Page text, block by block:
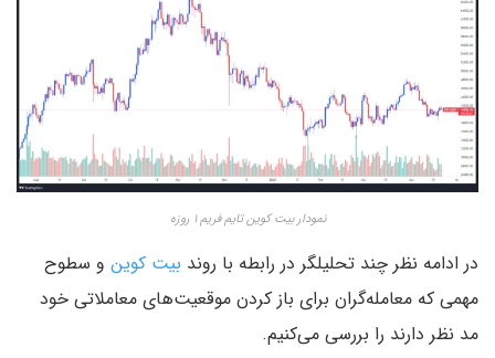
نمودار بیت کوین تایم فریم ۱ روزه
در ادامه نظر چند تحلیلگر در رابطه با روند بیت کوین و سطوح
مهمی که معامله‌گران برای باز کردن موقعیت‌های معاملاتی خود
مد نظر دارند را بررسی می‌کنیم.